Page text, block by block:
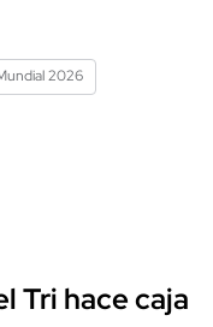
2026
Tri hace caja